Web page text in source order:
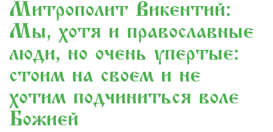
Митрополит Викентий:
«Мы, хотя и православные
люди, но очень упертые:
стоим на своем и не
хотим подчиниться воле
Божией»